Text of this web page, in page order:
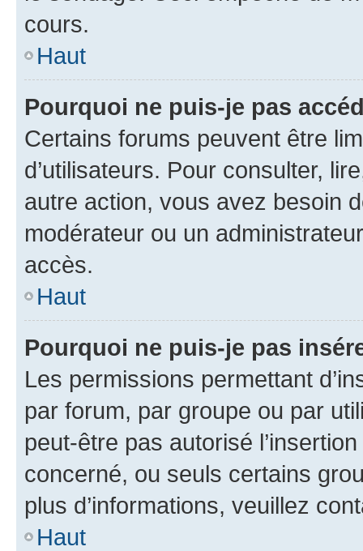
cours.
Haut
Pourquoi ne puis-je pas
Certains forums peuvent être
d’utilisateurs. Pour consulter,
autre action, vous avez besoin
modérateur ou un
accès.
Haut
Pourquoi ne puis-je pas
Les permissions permettant
par forum, par groupe ou par
peut-être pas autorisé
concerné, ou seuls certains
plus d’informations, veuillez
Haut